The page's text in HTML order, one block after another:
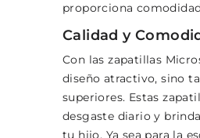
proporciona
Calidad y
Con las zapatillas
diseño atractivo, sino
superiores. Estas
desgaste diario y
tu hijo. Ya sea para la